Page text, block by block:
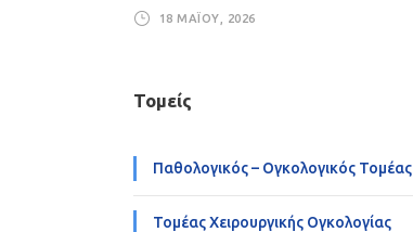
18 ΜΑΪ́ΟΥ, 2026
Τομείς
Παθολογικός – Ογκολογικός Τομέας
Τομέας Χειρουργικής Ογκολογίας